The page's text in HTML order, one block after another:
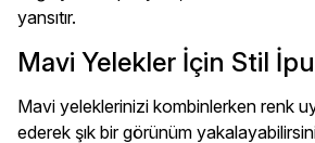
yansıtır.
Mavi Yelekler İçin Stil
Mavi yeleklerinizi kombinlerken renk
ederek şık bir görünüm